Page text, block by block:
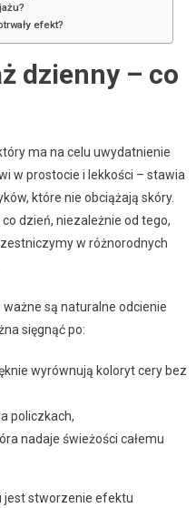
efekt?
dzienny – co
ma na celu uwydatnienie
w prostocie i lekkości – stawia
które nie obciążają skóry.
dzień, niezależnie od tego,
w różnorodnych
są naturalne odcienie
sięgnąć po:
wyrównują koloryt cery bez
policzkach,
nadaje świeżości całemu
jest stworzenie efektu